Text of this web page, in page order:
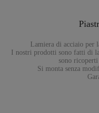
Lamiera di acciaio per
I nostri prodotti sono fatti di
sono
Si monta senza